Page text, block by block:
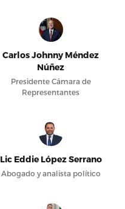
Carlos Johnny Méndez
Núñez
Presidente Cámara de
Representantes
Lic Eddie López Serrano
Abogado y analista político